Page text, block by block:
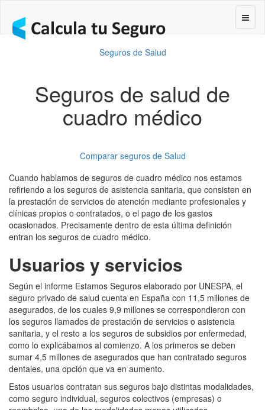
Seguros de Salud
Seguros de salud de
cuadro médico
Comparar seguros de Salud
Cuando hablamos de seguros de cuadro médico nos estamos
refiriendo a los seguros de asistencia sanitaria, que consisten en
la prestación de servicios de atención mediante profesionales y
clínicas propios o contratados, o el pago de los gastos
ocasionados. Precisamente dentro de esta última definición
entran los seguros de cuadro médico.
Usuarios y servicios
Según el informe Estamos Seguros elaborado por UNESPA, el
seguro privado de salud cuenta en España con 11,5 millones de
asegurados, de los cuales 9,9 millones se correspondieron con
los seguros llamados de prestación de servicios o asistencia
sanitaria, y el resto a los seguros de subsidios por enfermedad,
como lo explicábamos al comienzo. A los primeros se deben
sumar 4,5 millones de asegurados que han contratado seguros
dentales, una opción que va en aumento.
Estos usuarios contratan sus seguros bajo distintas modalidades,
como seguro individual, seguros colectivos (empresas) o